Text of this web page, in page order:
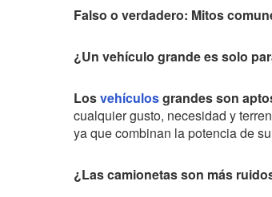
Falso o verdadero: Mitos
¿Un vehículo grande es solo
Losvehículosgrandes son
cualquier gusto, necesidad y
ya que combinan la potencia de
¿Las camionetas son más